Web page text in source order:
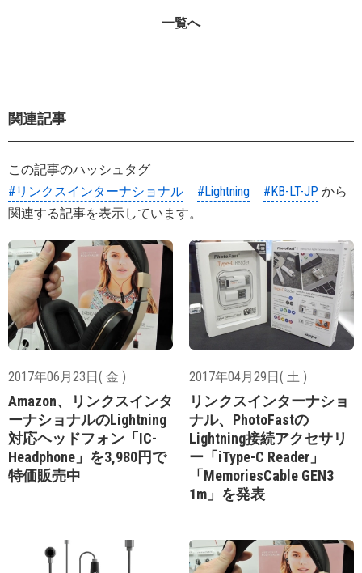
一覧へ
関連記事
この記事のハッシュタグ
#リンクスインターナショナル
#Lightning #KB-LT-JP から
関連する記事を表示しています。
2017年06月23日( 金 )
Amazon、リンクスインタ
ーナショナルのLightning
対応ヘッドフォン「IC-
Headphone」を3,980円で
特価販売中
2017年04月29日( 土 )
リンクスインターナショ
ナル、PhotoFastの
Lightning接続アクセサリ
ー「iType-C Reader」
「MemoriesCable GEN3
1m」を発表